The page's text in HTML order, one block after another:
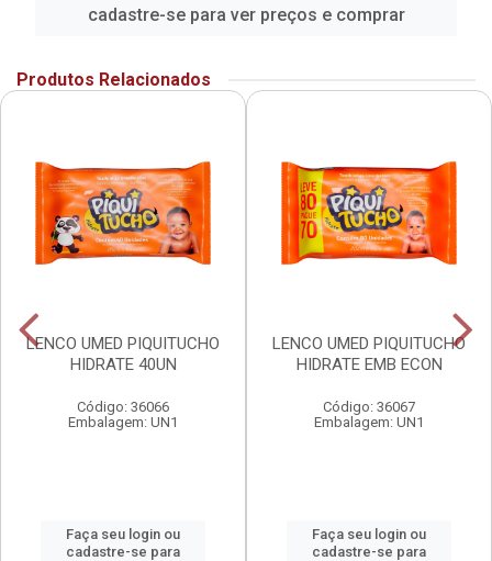
cadastre-se para ver preços e comprar
Produtos Relacionados
LENCO UMED PIQUITUCHO
HIDRATE 40UN
Código: 36066
Embalagem: UN1
Faça seu login ou
cadastre-se para
LENCO UMED PIQUITUCHO
HIDRATE EMB ECON
Código: 36067
Embalagem: UN1
Faça seu login ou
cadastre-se para